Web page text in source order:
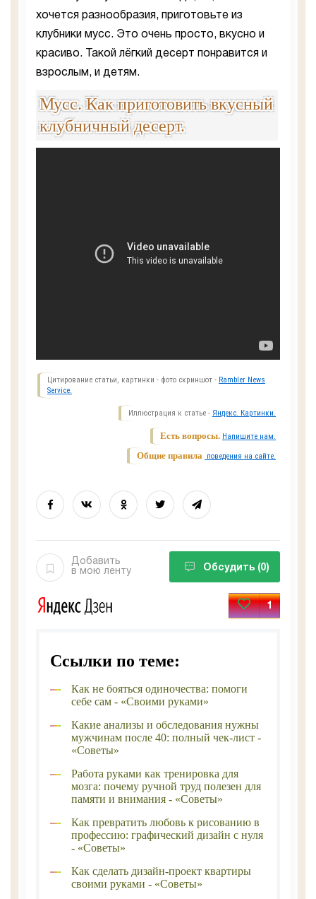
хочется разнообразия, приготовьте из
клубники мусс. Это очень просто, вкусно и
красиво. Такой лёгкий десерт понравится и
взрослым, и детям.
Мусс. Как приготовить вкусный
клубничный десерт.
Цитирование статьи, картинки - фото скриншот - Rambler News
Service.
Иллюстрация к статье - Яндекс. Картинки.
Есть вопросы. Напишите нам.
Общие правила поведения на сайте.
Добавить
в мою ленту
Обсудить (0)
1
Ссылки по теме:
Как не бояться одиночества: помоги
себе сам - «Своими руками»
Какие анализы и обследования нужны
мужчинам после 40: полный чек-лист -
«Советы»
Работа руками как тренировка для
мозга: почему ручной труд полезен для
памяти и внимания - «Советы»
Как превратить любовь к рисованию в
профессию: графический дизайн с нуля
- «Советы»
Как сделать дизайн-проект квартиры
своими руками - «Советы»